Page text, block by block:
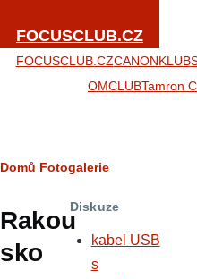
FOCUSCLUB.CZ
FOCUSCLUB.CZCANONKLUB
OMCLUBTamron
Drobečková
navigace
Domů Fotogalerie
Rakou
sko
Diskuze
kabel USB
s